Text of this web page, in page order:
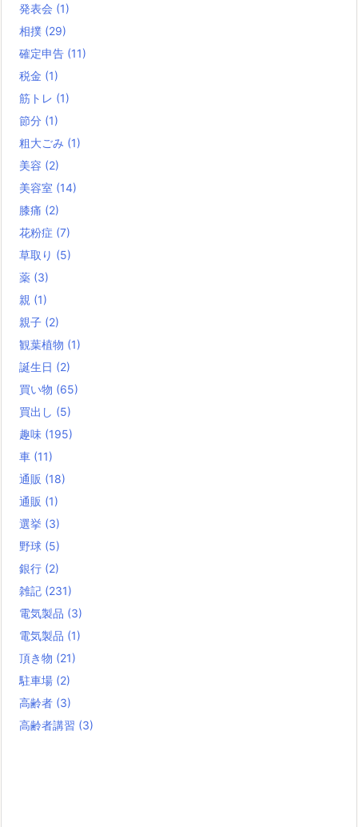
発表会 (1)
相撲 (29)
確定申告 (11)
税金 (1)
筋トレ (1)
節分 (1)
粗大ごみ (1)
美容 (2)
美容室 (14)
膝痛 (2)
花粉症 (7)
草取り (5)
薬 (3)
親 (1)
親子 (2)
観葉植物 (1)
誕生日 (2)
買い物 (65)
買出し (5)
趣味 (195)
車 (11)
通販 (18)
通販 (1)
選挙 (3)
野球 (5)
銀行 (2)
雑記 (231)
電気製品 (3)
電気製品 (1)
頂き物 (21)
駐車場 (2)
高齢者 (3)
高齢者講習 (3)